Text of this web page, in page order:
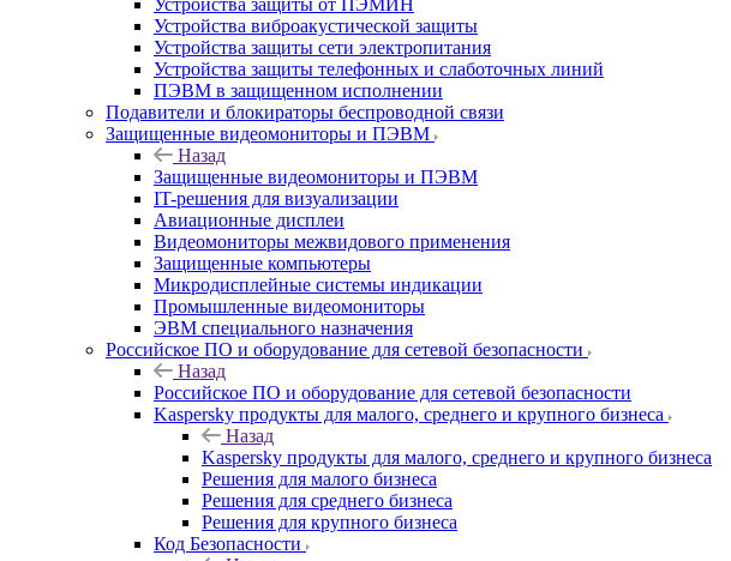
Устройства защиты от ПЭМИН
Устройства виброакустической защиты
Устройства защиты сети электропитания
Устройства защиты телефонных и слаботочных линий
ПЭВМ в защищенном исполнении
Подавители и блокираторы беспроводной связи
Защищенные видеомониторы и ПЭВМ
Назад
Защищенные видеомониторы и ПЭВМ
IT-решения для визуализации
Авиационные дисплеи
Видеомониторы межвидового применения
Защищенные компьютеры
Микродисплейные системы индикации
Промышленные видеомониторы
ЭВМ специального назначения
Российское ПО и оборудование для сетевой безопасности
Назад
Российское ПО и оборудование для сетевой безопасности
Kaspersky продукты для малого, среднего и крупного бизнеса
Назад
Kaspersky продукты для малого, среднего и крупного бизнеса
Решения для малого бизнеса
Решения для среднего бизнеса
Решения для крупного бизнеса
Код Безопасности